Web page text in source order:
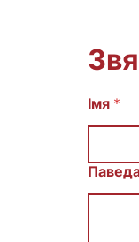
E
l
Імя *